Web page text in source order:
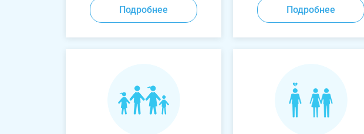
Подробнее Подробнее